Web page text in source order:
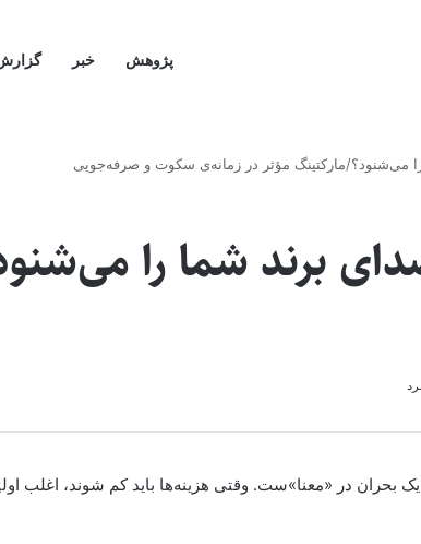
پژوهش خبر
می‌شنود؟/مارکتینگ مؤثر در زمانه‌ی سکوت و صرفه‌جویی
برند شما را
در «معنا»ست. وقتی هزینه‌ها باید کم شوند، اغلب